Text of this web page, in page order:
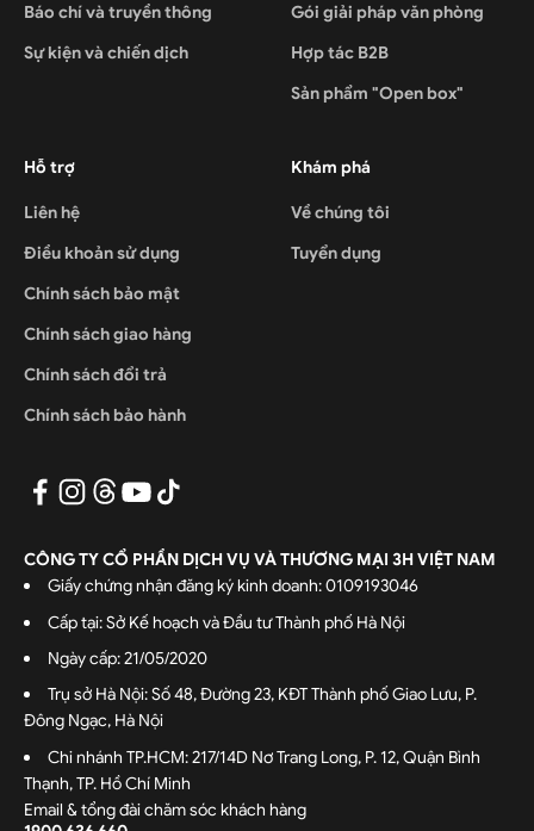
Báo chí và truyền thông
Sự kiện và chiến dịch
Gói giải pháp văn phòng
Hợp tác B2B
Sản phẩm "Open box"
Hỗ trợ
Liên hệ
Điều khoản sử dụng
Chính sách bảo mật
Chính sách giao hàng
Chính sách đổi trả
Chính sách bảo hành
Khám phá
Về chúng tôi
Tuyển dụng
CÔNG TY CỔ PHẦN DỊCH VỤ VÀ THƯƠNG MẠI 3H VIỆT NAM
Giấy chứng nhận đăng ký kinh doanh: 0109193046
Cấp tại: Sở Kế hoạch và Đầu tư Thành phố Hà Nội
Ngày cấp: 21/05/2020
Trụ sở Hà Nội: Số 48, Đường 23, KĐT Thành phố Giao Lưu, P.
Đông Ngạc, Hà Nội
Chi nhánh TP.HCM: 217/14D Nơ Trang Long, P. 12, Quận Bình
Thạnh, TP. Hồ Chí Minh
Email & tổng đài chăm sóc khách hàng